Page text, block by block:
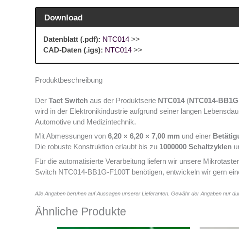
Download
Datenblatt (.pdf): NTC014 >>
CAD-Daten (.igs): NTC014 >>
Produktbeschreibung
Der Tact Switch aus der Produktserie NTC014(NTC014-
wird in der Elektronikindustrie aufgrund seiner langen
Automotive und Medizintechnik.
Mit Abmessungen von 6,20 × 6,20 × 7,00 mm und einer
Die robuste Konstruktion erlaubt bis zu 1000000 Schaltzyklen
Für die automatisierte Verarbeitung liefern wir unsere
Switch NTC014-BB1G-F100T benötigen, entwickeln wir gern
Alle Angaben beruhen auf Aussagen unserer Lieferanten. Gewähr der Angaben nur
Ähnliche Produkte